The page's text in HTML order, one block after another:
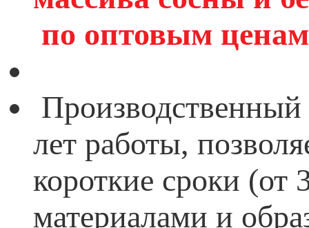
по оптовым
лет работы,
короткие сроки
материалами и